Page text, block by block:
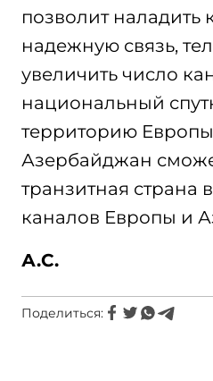
позволит наладить
надежную связь,
увеличить число
национальный
территорию
Азербайджан
транзитная страна
каналов Европы и
А.С.
Поделиться: